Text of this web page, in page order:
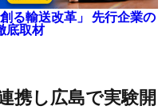
る輸送改革」 先行企業の
底取材